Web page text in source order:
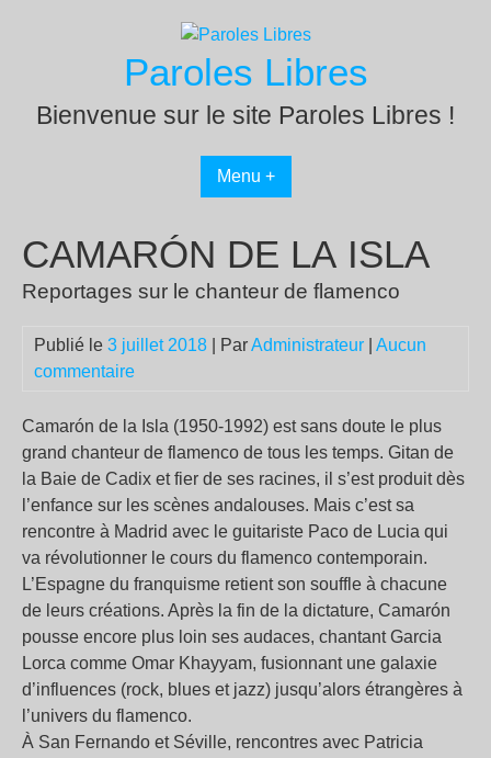
Paroles Libres
Bienvenue sur le site Paroles Libres !
Menu +
CAMARÓN DE LA ISLA
Reportages sur le chanteur de flamenco
Publié le 3 juillet 2018 | ParAdministrateur
Aucun
commentaire
Camarón de la Isla (1950-1992) est sans doute le plus
grand chanteur de flamenco de tous les temps. Gitan de
la Baie de Cadix et fier de ses racines, il s’est produit dès
l’enfance sur les scènes andalouses. Mais c’est sa
rencontre à Madrid avec le guitariste Paco de Lucia qui
va révolutionner le cours du flamenco contemporain.
L’Espagne du franquisme retient son souffle à chacune
de leurs créations. Après la fin de la dictature, Camarón
pousse encore plus loin ses audaces, chantant Garcia
Lorca comme Omar Khayyam, fusionnant une galaxie
d’influences (rock, blues et jazz) jusqu’alors étrangères à
l’univers du flamenco.
À San Fernando et Séville, rencontres avec Patricia